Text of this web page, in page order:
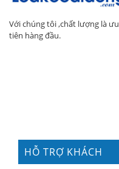
Với chúng tôi ,chất lượng là ưu
tiên hàng đầu.
HỖ TRỢ KHÁCH